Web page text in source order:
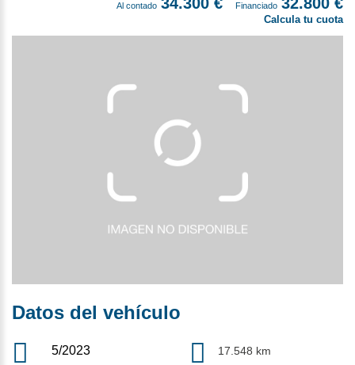
Al contado Financiado
Datos del vehículo
5/2023 17.548 km